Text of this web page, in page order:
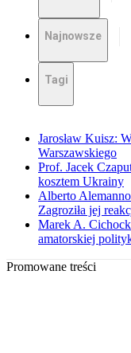
Najnowsze
Tagi
Jarosław Kuisz:
Warszawskiego
Prof. Jacek
kosztem Ukrainy
Alberto
Zagroziła jej
Marek A.
amatorskiej
Promowane treści